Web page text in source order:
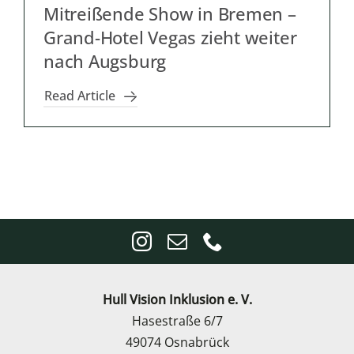
Mitreißende Show in Bremen –
Grand-Hotel Vegas zieht weiter
nach Augsburg
Read Article
Hull Vision Inklusion e. V.
Hasestraße 6/7
49074 Osnabrück